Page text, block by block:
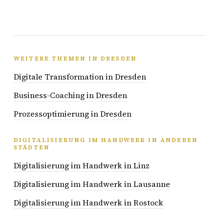
WEITERE THEMEN IN DRESDEN
Digitale Transformation in Dresden
Business-Coaching in Dresden
Prozessoptimierung in Dresden
DIGITALISIERUNG IM HANDWERK IN ANDEREN
STÄDTEN
Digitalisierung im Handwerk in Linz
Digitalisierung im Handwerk in Lausanne
Digitalisierung im Handwerk in Rostock